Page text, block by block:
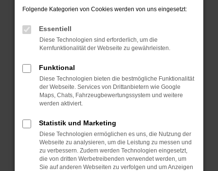
Prüfe deine Browsererweiterungen.
können das Laden bestimmter Seiten
verhindern. Funktioniert die Seite in einem
anderen Browser oder in einem privaten
Starte dein Gerät neu.
Das kann manchmal helfen, vorübergehende
Probleme zu beheben.
Betriebssystem auf dem neuesten Stand
sind.
Veraltete Software birgt nicht nur ein
Sicherheitsrisiko, sondern kann auch dazu
führen, dass bestimmte Funktionen nicht mehr
Folgende Kategorien von Cookies werden von uns eingesetzt:
Essentiell
Diese Technologien sind erforderlich, um die
Kernfunktionalität der Webseite zu gewährleisten.
Funktional
Diese Technologien bieten die bestmögliche Funktionalität
der Webseite. Services von Drittanbietern wie Google
Maps, Chats, Fahrzeugbewertungssystem und weitere
werden aktiviert.
Statistik und Marketing
Diese Technologien ermöglichen es uns, die Nutzung der
Webseite zu analysieren, um die Leistung zu messen und
zu verbessern. Zudem werden Technologien eingesetzt,
die von dritten Werbetreibenden verwendet werden, um
Sie auf anderen Webseiten zu verfolgen und um Anzeigen